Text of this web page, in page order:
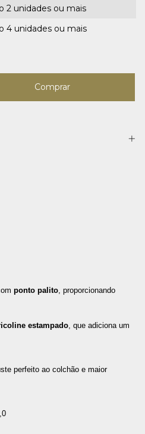
2 unidades ou mais
4 unidades ou mais
ponto palito , proporcionando
estampado , que adiciona um
perfeito ao colchão e maior